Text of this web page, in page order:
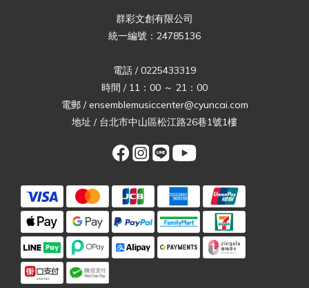
群彩文創有限公司
統一編號：24785136
電話 / 0225433319
時間 / 11：00 ～ 21：00
電郵 / ensemblemusiccenter@cyuncai.com
地址 / 台北市中山區松江路26巷1號1樓